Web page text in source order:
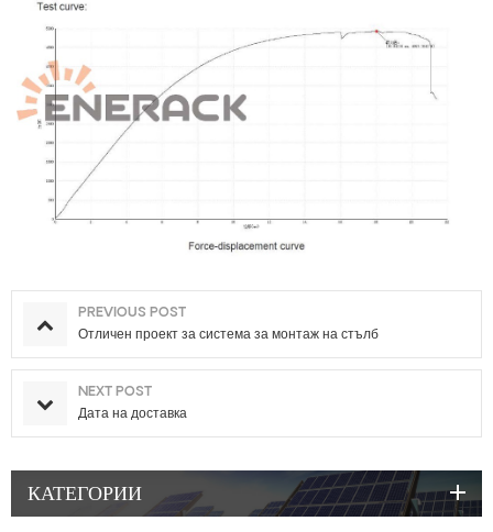
PREVIOUS POST
Отличен проект за система за монтаж на стълб
NEXT POST
Дата на доставка
КАТЕГОРИИ